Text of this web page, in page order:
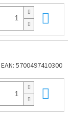
EAN: 5700497410300